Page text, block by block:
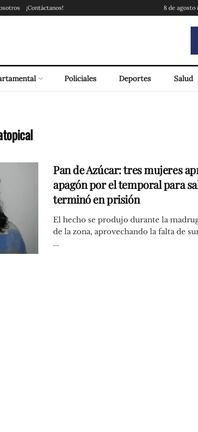
¡Contáctanos! 8 de agosto
Policiales Deportes Salud
Pan de Azúcar: tres mujeres
apagón por el temporal para
terminó en prisión
El hecho se produjo durante la
de la zona, aprovechando la falta de
...